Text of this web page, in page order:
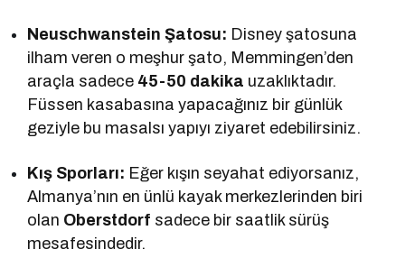
Neuschwanstein Şatosu: Disney şatosuna
ilham veren o meşhur şato, Memmingen’den
araçla sadece 45-50 dakika uzaklıktadır.
Füssen kasabasına yapacağınız bir günlük
geziyle bu masalsı yapıyı ziyaret edebilirsiniz.
Kış Sporları: Eğer kışın seyahat ediyorsanız,
Almanya’nın en ünlü kayak merkezlerinden biri
olan Oberstdorf sadece bir saatlik sürüş
mesafesindedir.